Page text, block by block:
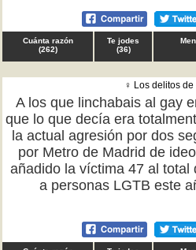
Cuánta razón
(262)
Te jodes
(36)
♀ Los delitos
A los que linchabais al gay
que lo que decía era
la actual agresión por dos
por Metro de Madrid de
añadido la víctima 47 al total
a personas LGTB este